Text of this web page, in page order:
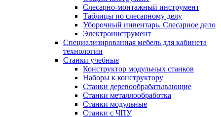
Слесарно-монтажный инструмент
Таблицы по слесарному делу
Уборочный инвентарь. Слесарное дело
Электроинструмент
Специализированная мебель для кабинета
технологии
Станки учебные
Конструктор модульных станков
Наборы к конструктору
Станки деревообрабатывающие
Станки металлообработка
Станки модульные
Станки с ЧПУ